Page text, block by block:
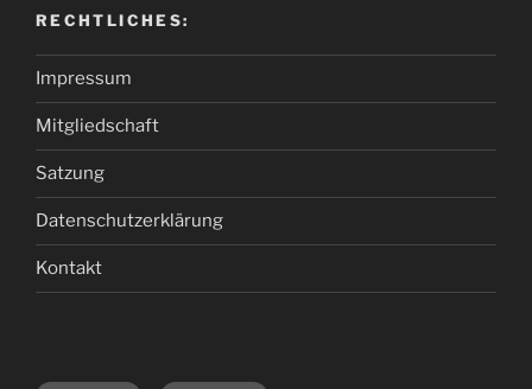
RECHTLICHES:
Impressum
Mitgliedschaft
Satzung
Datenschutzerklärung
Kontakt